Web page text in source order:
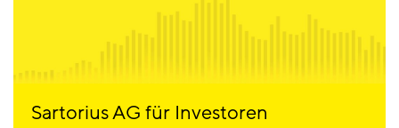
Sartorius AG für Investoren